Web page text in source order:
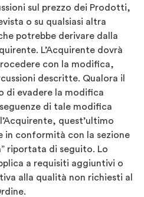
sul prezzo dei Prodotti,
o su qualsiasi altra
potrebbe derivare dalla
L’Acquirente dovrà
con la modifica,
descritte. Qualora il
di evadere la modifica
di tale modifica
quest’ultimo
in conformità con la sezione
riportata di seguito. Lo
a requisiti aggiuntivi o
alla qualità non richiesti al